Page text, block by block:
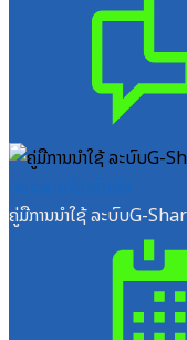
ຄູ່ມືການນຳໃຊ້ ລະບົບG-